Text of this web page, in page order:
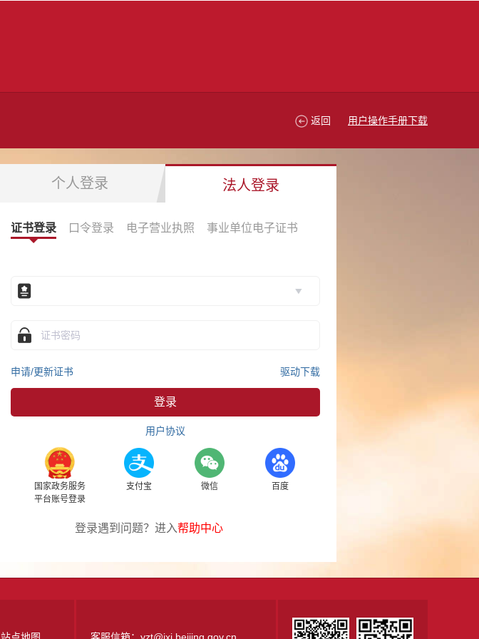
返回 用户操作手册下载
个人登录 法人登录
证书登录 口令登录 电子营业执照 事业单位电子证书
申请/更新证书 驱动下载
用户协议
国家政务服务
平台账号登录
支付宝 微信 百度
登录遇到问题？进入帮助中心